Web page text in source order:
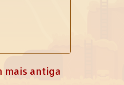
mais antiga